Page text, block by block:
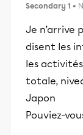
Secondary 1 •
Je n’arrive
disent les
les
totale,
Japon
Pouviez-